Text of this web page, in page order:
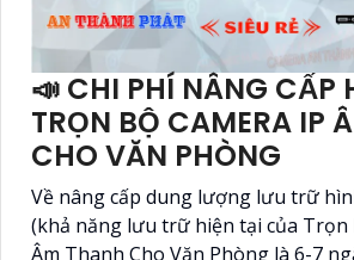
📣 CHI PHÍ NÂNG CẤP
TRỌN BỘ CAMERA IP
CHO VĂN PHÒNG
Về nâng cấp dung lượng lưu trữ
(khả năng lưu trữ hiện tại của Trọn
Âm Thanh Cho Văn Phòng là 6-7